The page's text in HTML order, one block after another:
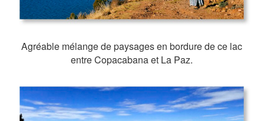
Agréable mélange de paysages en bordure de ce lac
entre Copacabana et La Paz.